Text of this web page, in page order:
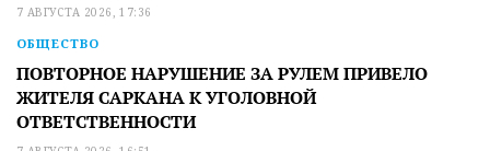
7 АВГУСТА 2026, 17:36
ОБЩЕСТВО
ПОВТОРНОЕ НАРУШЕНИЕ ЗА РУЛЕМ ПРИВЕЛО
ЖИТЕЛЯ САРКАНА К УГОЛОВНОЙ
ОТВЕТСТВЕННОСТИ